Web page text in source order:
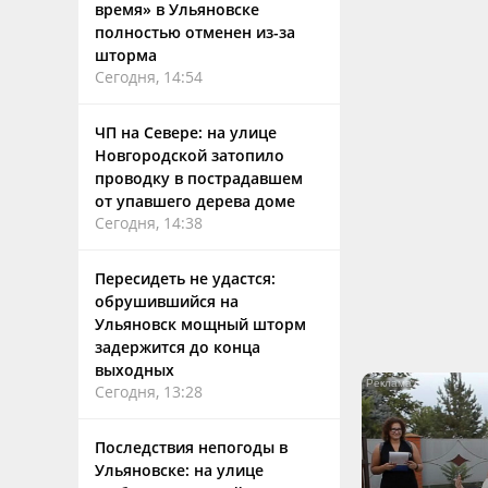
время» в Ульяновске
полностью отменен из-за
шторма
Сегодня, 14:54
ЧП на Севере: на улице
Новгородской затопило
проводку в пострадавшем
от упавшего дерева доме
Сегодня, 14:38
Пересидеть не удастся:
обрушившийся на
Ульяновск мощный шторм
задержится до конца
выходных
Сегодня, 13:28
Последствия непогоды в
Ульяновске: на улице